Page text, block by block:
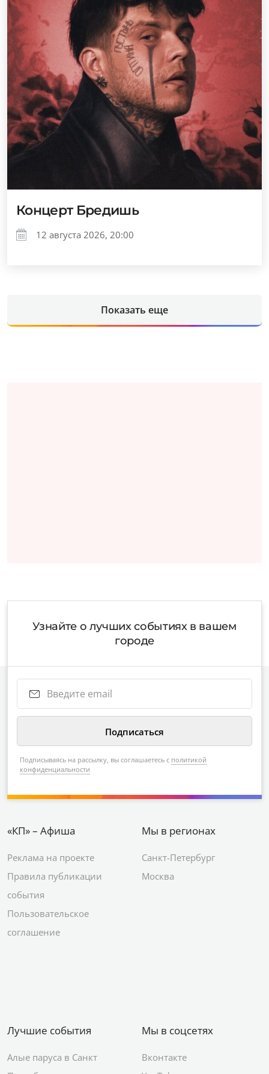
Концерт Бредишь
12 августа 2026, 20:00
Показать еще
Узнайте о лучших событиях в вашем
городе
Подписываясь на рассылку, вы соглашаетесь с политикой
конфиденциальности
«КП» – Афиша
Реклама на проекте
Правила публикации
события
Пользовательское
соглашение
Мы в регионах
Санкт-Петербург
Москва
Лучшие события
Алые паруса в Санкт
Мы в соцсетях
Вконтакте